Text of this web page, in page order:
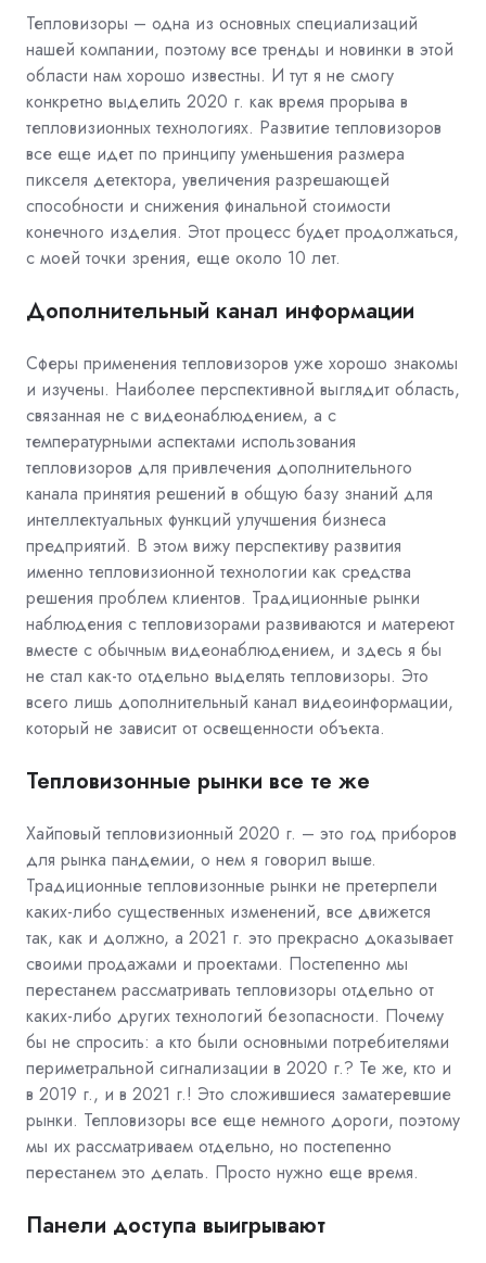
Тепловизоры – одна из основных специализаций
нашей компании, поэтому все тренды и новинки в этой
области нам хорошо известны. И тут я не смогу
конкретно выделить 2020 г. как время прорыва в
тепловизионных технологиях. Развитие тепловизоров
все еще идет по принципу уменьшения размера
пикселя детектора, увеличения разрешающей
способности и снижения финальной стоимости
конечного изделия. Этот процесс будет продолжаться,
с моей точки зрения, еще около 10 лет.
Дополнительный канал информации
Сферы применения тепловизоров уже хорошо знакомы
и изучены. Наиболее перспективной выглядит область,
связанная не с видеонаблюдением, а с
температурными аспектами использования
тепловизоров для привлечения дополнительного
канала принятия решений в общую базу знаний для
интеллектуальных функций улучшения бизнеса
предприятий. В этом вижу перспективу развития
именно тепловизионной технологии как средства
решения проблем клиентов. Традиционные рынки
наблюдения с тепловизорами развиваются и матереют
вместе с обычным видеонаблюдением, и здесь я бы
не стал как-то отдельно выделять тепловизоры. Это
всего лишь дополнительный канал видеоинформации,
который не зависит от освещенности объекта.
Тепловизонные рынки все те же
Хайповый тепловизионный 2020 г. – это год приборов
для рынка пандемии, о нем я говорил выше.
Традиционные тепловизонные рынки не претерпели
каких-либо существенных изменений, все движется
так, как и должно, а 2021 г. это прекрасно доказывает
своими продажами и проектами. Постепенно мы
перестанем рассматривать тепловизоры отдельно от
каких-либо других технологий безопасности. Почему
бы не спросить: а кто были основными потребителями
периметральной сигнализации в 2020 г.? Те же, кто и
в 2019 г., и в 2021 г.! Это сложившиеся заматеревшие
рынки. Тепловизоры все еще немного дороги, поэтому
мы их рассматриваем отдельно, но постепенно
перестанем это делать. Просто нужно еще время.
Панели доступа выигрывают